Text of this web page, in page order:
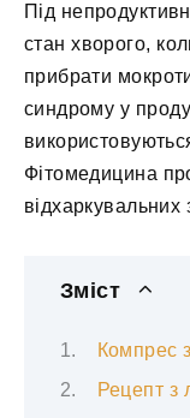
Під
стан хворого,
прибрати
синдрому у
Фітомедицина
відхаркувальних
Зміст
Компрес
Рецепт з